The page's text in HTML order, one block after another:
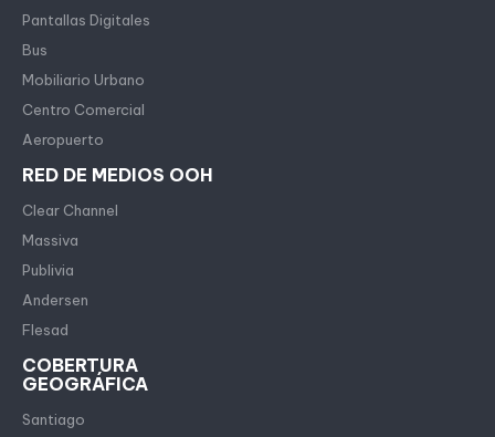
Pantallas Digitales
Bus
Mobiliario Urbano
Centro Comercial
Aeropuerto
RED DE MEDIOS OOH
Clear Channel
Massiva
Publivia
Andersen
Flesad
COBERTURA
GEOGRÁFICA
Santiago